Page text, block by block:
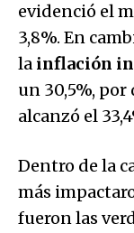
evidenció el
3,8%. En
la inflación
un 30,5%, por
alcanzó el
Dentro de la
más
fueron las